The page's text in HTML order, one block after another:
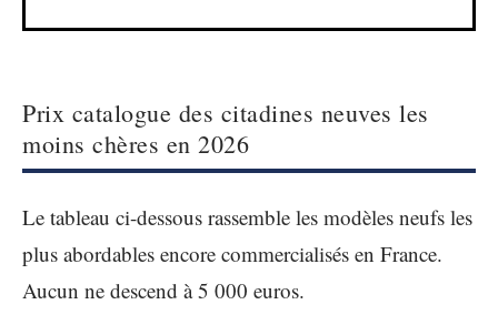
Prix catalogue des citadines neuves les
moins chères en 2026
Le tableau ci-dessous rassemble les modèles neufs les
plus abordables encore commercialisés en France.
Aucun ne descend à 5 000 euros.